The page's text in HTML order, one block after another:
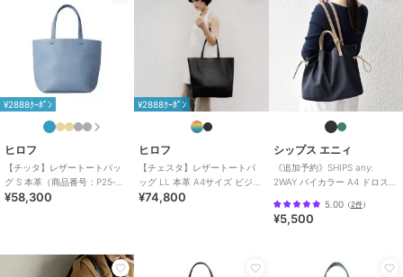
８０）、グラファイト（１１
８）、ムーン（１０７）、ブルー
エンバー（３９７）、ライトグレ
ー（０１１）、ポタージュ（９１
サイズ ０１（Ｂ５未満）
商品のお取り扱い方法
特徴
バッグ
カジュアル
無地/ロゴ カジュアル
¥2888ｸｰﾎﾟﾝ
ヒロフ
【チッタ】レザートートバッ
グ S 本革（商品番号：P25‐
35550）
¥58,300
¥2888ｸｰﾎﾟﾝ
ヒロフ
【チェスタ】レザートートバ
ッグ LL 本革 A4サイズ ビジネ
スバッグ ※WEB限定（商品番
¥74,800
シップス エニィ
《追加予約》SHIPS any:
2WAY バイカラー A4 ドロスト
5.00（2件）
¥5,500